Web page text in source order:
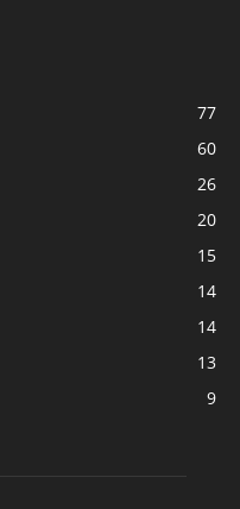
77
60
26
20
15
14
14
13
9